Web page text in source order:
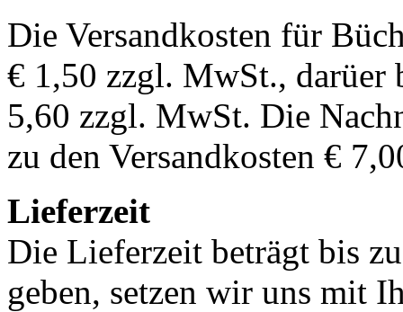
Die Versandkosten für
€ 1,50 zzgl. MwSt., darüer
5,60 zzgl. MwSt. Die
zu den Versandkosten €
Lieferzeit
Die Lieferzeit beträgt bis
geben, setzen wir uns mit